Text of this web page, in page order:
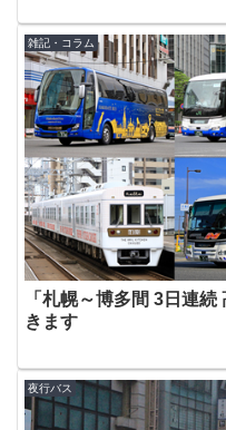
雑記・コラム
「札幌～博多間 3日連
きます
夜行バス